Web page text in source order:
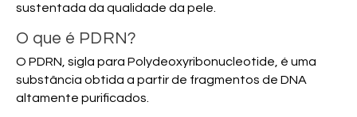
sustentada da qualidade da pele.
O que é PDRN?
O PDRN, sigla para Polydeoxyribonucleotide, é uma
substância obtida a partir de fragmentos de DNA
altamente purificados.